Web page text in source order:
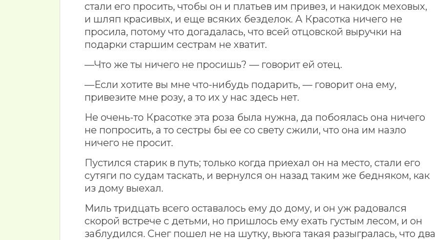
стали его просить, чтобы он и платьев им привез, и накидок меховых,
и шляп красивых, и еще всяких безделок. А Красотка ничего не
просила, потому что догадалась, что всей отцовской выручки на
подарки старшим сестрам не хватит.
—Что же ты ничего не просишь? — говорит ей отец.
—Если хотите вы мне что-нибудь подарить, — говорит она ему,
привезите мне розу, а то их у нас здесь нет.
Не очень-то Красотке эта роза была нужна, да побоялась она ничего
не попросить, а то сестры бы ее со свету сжили, что она им назло
ничего не просит.
Пустился старик в путь; только когда приехал он на место, стали его
сутяги по судам таскать, и вернулся он назад таким же бедняком, как
из дому выехал.
Миль тридцать всего оставалось ему до дому, и он уж радовался
скорой встрече с детьми, но пришлось ему ехать густым лесом, и он
заблудился. Снег пошел не на шутку, вьюга такая разыгралась, что два